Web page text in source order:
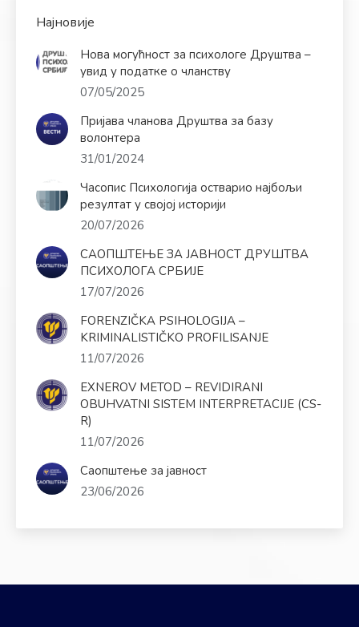
Најновије
Нова могућност за психологе Друштва –
увид у податке о чланству
07/05/2025
Пријава чланова Друштва за базу
волонтера
31/01/2024
Часопис Психологија остварио најбољи
резултат у својој историји
20/07/2026
САОПШТЕЊЕ ЗА ЈАВНОСТ ДРУШТВА
ПСИХОЛОГА СРБИЈЕ
17/07/2026
FORENZIČKA PSIHOLOGIJA –
KRIMINALISTIČKO PROFILISANJE
11/07/2026
EXNEROV METOD – REVIDIRANI
OBUHVATNI SISTEM INTERPRETACIJE (CS-
R)
11/07/2026
Саопштење за јавност
23/06/2026